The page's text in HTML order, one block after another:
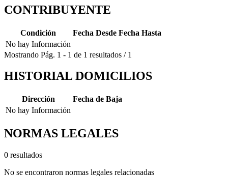
CONTRIBUYENTE
Condición Fecha Desde Fecha Hasta
No hay Información
Mostrando Pág. 1 - 1 de 1 resultados / 1
HISTORIAL DOMICILIOS
Dirección
Fecha de Baja
No hay Información
NORMAS LEGALES
0 resultados
No se encontraron normas legales relacionadas